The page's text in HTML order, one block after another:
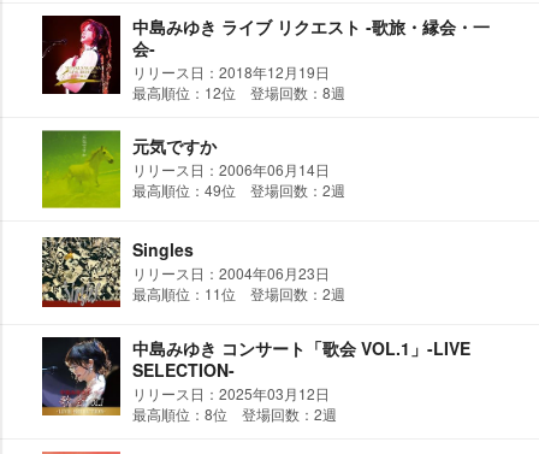
中島みゆき ライブ リクエスト ‐歌旅・縁会・一
会‐
リリース日：2018年12月19日
最高順位：12位 登場回数：8週
元気ですか
リリース日：2006年06月14日
最高順位：49位 登場回数：2週
Singles
リリース日：2004年06月23日
最高順位：11位 登場回数：2週
中島みゆき コンサート「歌会 VOL.1」-LIVE
SELECTION-
リリース日：2025年03月12日
最高順位：8位 登場回数：2週